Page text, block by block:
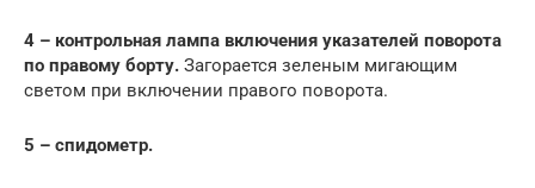
4 – контрольная лампа включения указателей поворота
по правому борту. Загорается зеленым мигающим
светом при включении правого поворота.
5 – спидометр.